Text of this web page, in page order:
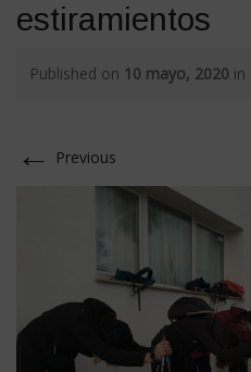
estiramientos
Published on 10 mayo, 2020 in
← Previous